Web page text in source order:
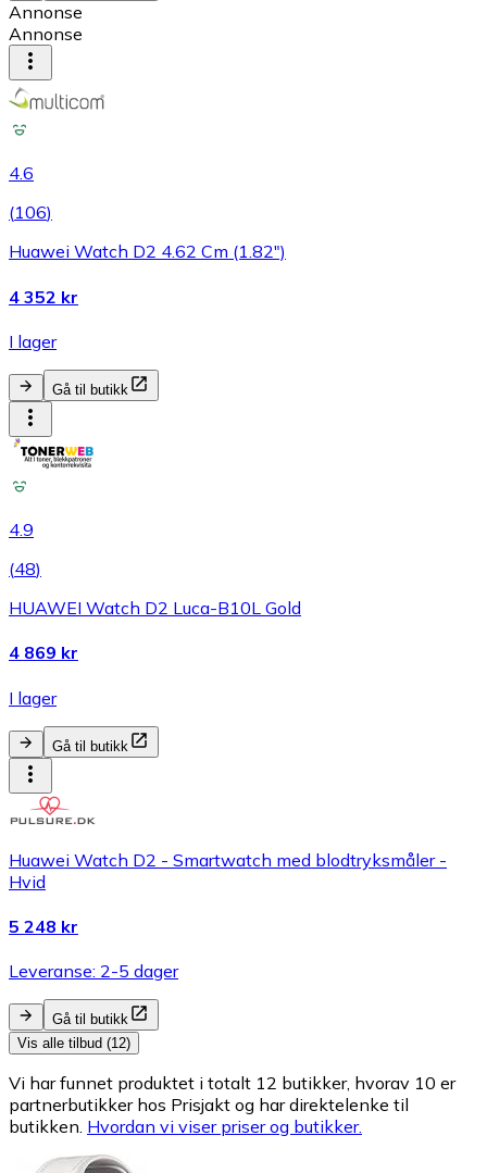
Annonse
Annonse
4.6
(106)
Huawei Watch D2 4.62 Cm (1.82")
4 352 kr
I lager
Gå til butikk
4.9
(48)
HUAWEI Watch D2 Luca-B10L Gold
4 869 kr
I lager
Gå til butikk
Huawei Watch D2 - Smartwatch med blodtryksmåler -
Hvid
5 248 kr
Leveranse: 2-5 dager
Gå til butikk
Vis alle tilbud (12)
Vi har funnet produktet i totalt 12 butikker, hvorav 10 er
partnerbutikker hos Prisjakt og har direktelenke til
butikken. Hvordan vi viser priser og butikker.